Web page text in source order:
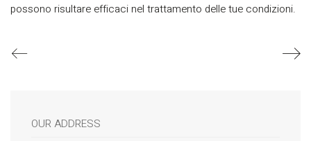
possono risultare efficaci nel trattamento delle tue condizioni.
OUR ADDRESS